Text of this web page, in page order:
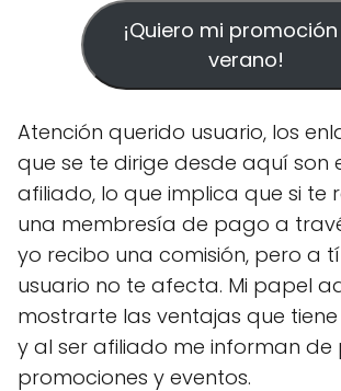
¡Quiero mi
verano!
Atención querido usuario, los
que se te dirige desde aquí son
afiliado, lo que implica que si te
una membresía de pago a
yo recibo una comisión, pero a
usuario no te afecta. Mi papel
mostrarte las ventajas que
y al ser afiliado me informan de
promociones y eventos.